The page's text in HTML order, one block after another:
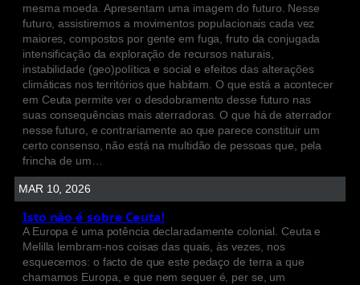
mesma moeda. Apresentam uma imagem do futuro. Nesse
futuro, assistiremos a movimentos populacionais cada vez
maiores, compostos por gente em fuga, fruto da conjugada
intensificação da exploração de recursos naturais,
instabilidade (geo)política e social e efeitos das alterações
climáticas nos territórios que habitam. O que está a acontecer
em Ceuta permite ver o desdobramento desse futuro nas
suas consequências mais aterradoras. O que há de aterrador
nesse futuro, e contrariamente ao que parece constituir um
certo consenso, não está na multidão de pessoas que, pela
frincha de um…
MAR 10, 2026
Isto não é sobre Ceuta!
A Europa é uma potência declaradamente colonial. Ceuta e
Melilla lembram-nos coisas das quais, às vezes, nos
esquecemos: o facto de que este pedaço de terra a que
chamamos Europa, e que nem sequer é, per se, um